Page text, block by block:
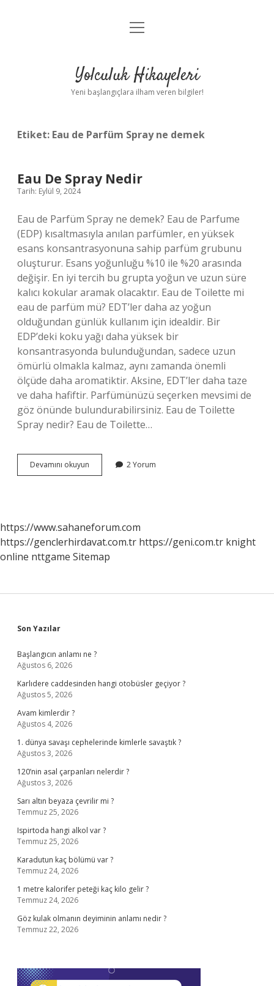
Anasayfa
Yasal Uyarı
menüyü
Yolculuk Hikayeleri
Yeni başlangıçlara ilham veren bilgiler!
Etiket: Eau de Parfüm Spray ne demek
Eau De Spray Nedir
Tarih: Eylül 9, 2024
Eau de Parfüm Spray ne demek? Eau de Parfume
(EDP) kısaltmasıyla anılan parfümler, en yüksek
esans konsantrasyonuna sahip parfüm grubunu
oluşturur. Esans yoğunluğu %10 ile %20 arasında
değişir. En iyi tercih bu grupta yoğun ve uzun süre
kalıcı kokular aramak olacaktır. Eau de Toilette mi
eau de parfüm mü? EDT’ler daha az yoğun
olduğundan günlük kullanım için idealdir. Bir
EDP’deki koku yağı daha yüksek bir
konsantrasyonda bulunduğundan, sadece uzun
ömürlü olmakla kalmaz, aynı zamanda önemli
ölçüde daha aromatiktir. Aksine, EDT’ler daha taze
ve daha hafiftir. Parfümünüzü seçerken mevsimi de
göz önünde bulundurabilirsiniz. Eau de Toilette
Spray nedir? Eau de Toilette…
Devamını okuyun
De
2 Yorum
https://www.sahaneforum.com
https://genclerhirdavat.com.tr https://geni.com.tr knight
online nttgame Sitemap
Sidebar
Son Yazılar
Başlangıcın anlamı ne ?
Ağustos 6, 2026
Karlıdere caddesinden hangi otobüsler geçiyor ?
Ağustos 5, 2026
Avam kimlerdir ?
Ağustos 4, 2026
1. dünya savaşı cephelerinde kimlerle savaştık ?
Ağustos 3, 2026
120’nin asal çarpanları nelerdir ?
Ağustos 3, 2026
Sarı altın beyaza çevrilir mi ?
Temmuz 25, 2026
Ispirtoda hangi alkol var ?
Temmuz 25, 2026
Karadutun kaç bölümü var ?
Temmuz 24, 2026
1 metre kalorifer peteği kaç kilo gelir ?
Temmuz 24, 2026
Göz kulak olmanın deyiminin anlamı nedir ?
Temmuz 22, 2026